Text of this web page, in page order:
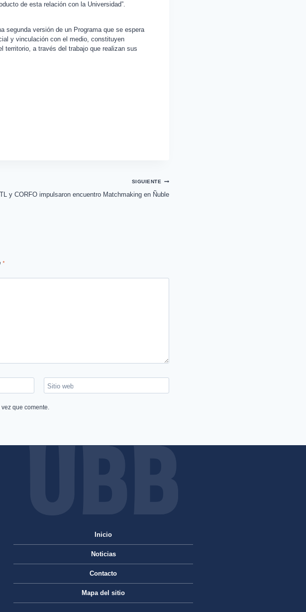
de esta relación con la Universidad”.
segunda versión de un Programa que se espera
y vinculación con el medio, constituyen
territorio, a través del trabajo que realizan sus
SIGUIENTE
y CORFO impulsaron encuentro Matchmaking en Ñuble
*
Sitio web
que comente.
Inicio
Noticias
Contacto
Mapa del sitio